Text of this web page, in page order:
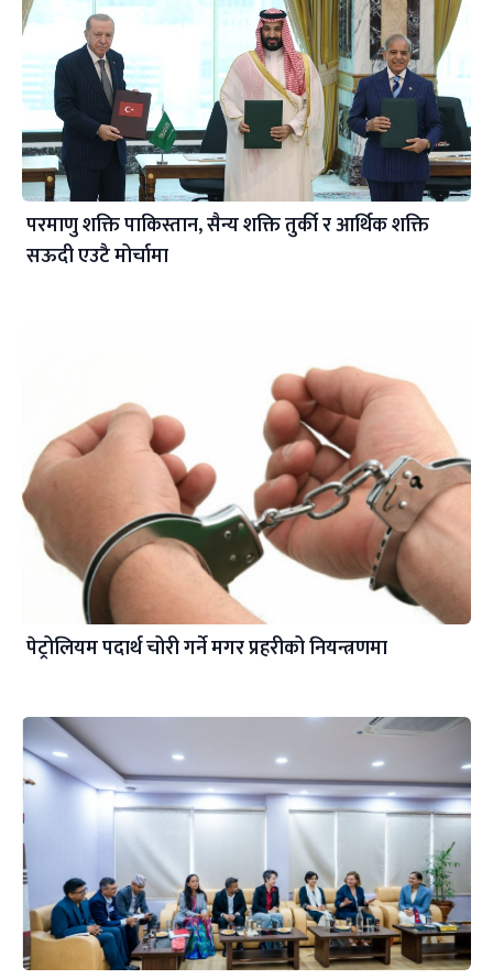
परमाणु शक्ति पाकिस्तान, सैन्य शक्ति तुर्की र आर्थिक शक्ति
सऊदी एउटै मोर्चामा
पेट्रोलियम पदार्थ चोरी गर्ने मगर प्रहरीको नियन्त्रणमा